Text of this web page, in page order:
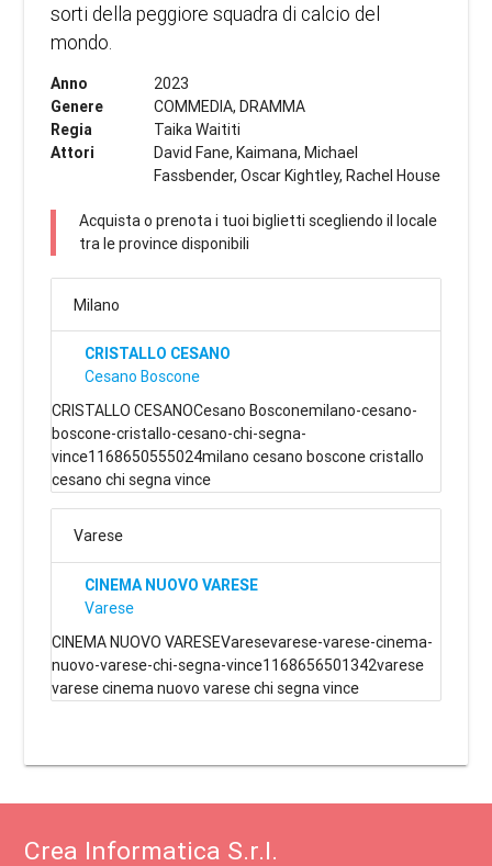
sorti della peggiore squadra di calcio del
mondo.
Anno
2023
Genere
COMMEDIA, DRAMMA
Regia
Taika Waititi
Attori
David Fane, Kaimana, Michael
Fassbender, Oscar Kightley, Rachel House
Acquista o prenota i tuoi biglietti scegliendo il locale
tra le province disponibili
Milano
CRISTALLO CESANO
Cesano Boscone
CRISTALLO CESANOCesano Bosconemilano-cesano-
boscone-cristallo-cesano-chi-segna-
vince1168650555024milano cesano boscone cristallo
cesano chi segna vince
Varese
CINEMA NUOVO VARESE
Varese
CINEMA NUOVO VARESEVaresevarese-varese-cinema-
nuovo-varese-chi-segna-vince1168656501342varese
varese cinema nuovo varese chi segna vince
Crea Informatica S.r.l.